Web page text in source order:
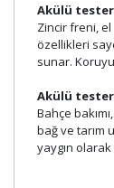
Akülü
Zincir freni,
özellikleri
sunar.
Akülü
Bahçe
bağ ve tarım
yaygın